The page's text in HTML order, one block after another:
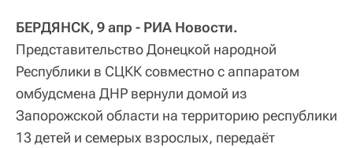
БЕРДЯНСК, 9 апр - РИА Новости.
Представительство Донецкой народной
Республики в СЦКК совместно с аппаратом
омбудсмена ДНР вернули домой из
Запорожской области на территорию республики
13 детей и семерых взрослых, передаёт